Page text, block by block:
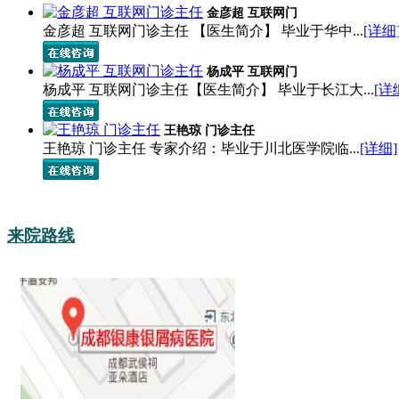
金彦超 互联网门
金彦超 互联网门诊主任 【医生简介】 毕业于华中...[详
杨成平 互联网门
杨成平 互联网门诊主任【医生简介】 毕业于长江大...[详
王艳琼 门诊主任
王艳琼 门诊主任 专家介绍：毕业于川北医学院临...[详细]
来院路线